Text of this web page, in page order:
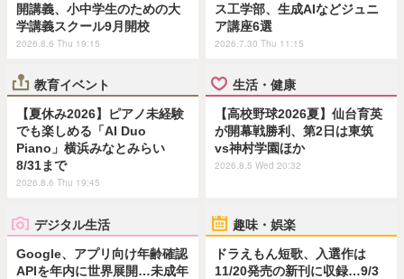
開講義、小中学生のための大
学講義スクール9月開校
2026.8.6 Thu 19:15
ス工学部、生成AIなどジュニ
ア講座6選
2026.7.30 Thu 11:15
教育イベント
【夏休み2026】ピアノ未経験
でも楽しめる「AI Duo
Piano」横浜みなとみらい
8/31まで
2026.8.6 Thu 19:45
生活・健康
【高校野球2026夏】仙台育英
が開幕戦勝利、第2日は東筑
vs神村学園ほか
2026.8.5 Wed 20:32
デジタル生活
Google、アプリ向け年齢確認
APIを年内に世界展開…未成年
趣味・娯楽
ドラえもん短歌、入選作は
11/20発売の新刊に収録…9/3